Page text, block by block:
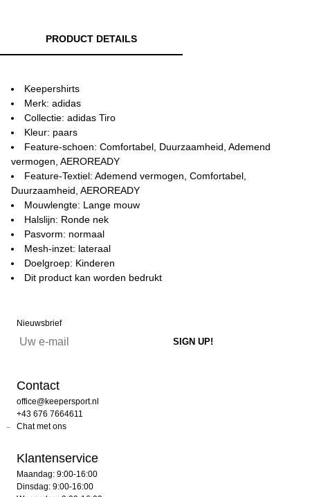
PRODUCT DETAILS
Keepershirts
Merk: adidas
Collectie: adidas Tiro
Kleur: paars
Feature-schoen: Comfortabel, Duurzaamheid, Ademend
vermogen, AEROREADY
Feature-Textiel: Ademend vermogen, Comfortabel,
Duurzaamheid, AEROREADY
Mouwlengte: Lange mouw
Halslijn: Ronde nek
Pasvorm: normaal
Mesh-inzet: lateraal
Doelgroep: Kinderen
Dit product kan worden bedrukt
Nieuwsbrief
Contact
office@keepersport.nl
+43 676 7664611
Chat met ons
Klantenservice
Maandag: 9:00-16:00
Dinsdag: 9:00-16:00